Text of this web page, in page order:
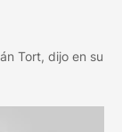
Tort, dijo en su